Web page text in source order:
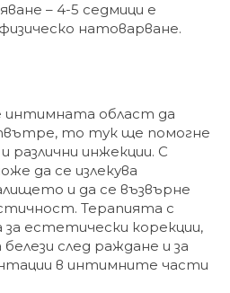
– 4-5 седмици е
натоварване.
интимната област да
то тук ще помогне
различни инжекции. С
да се излекува
и да се възвърне
Терапията с
за естетически корекции,
след раждане и за
в интимните части